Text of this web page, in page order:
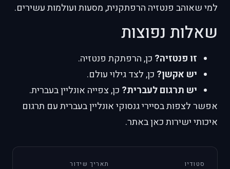
למי שאוהב פנטזיה הרפתקנית, מסעות ועולמות עשירים.
שאלות נפוצות
זו פנטזיה? כן, הרפתקת פנטזיה.
יש אקשן? כן, לצד גילוי עולם.
יש תרגום לעברית? כן, צפייה אונליין בעברית.
אפשר לצפות בסיירי גנסוקי אונליין בעברית עם תרגום
איכותי ישירות כאן באתר.
סטודיו תאריך שידור